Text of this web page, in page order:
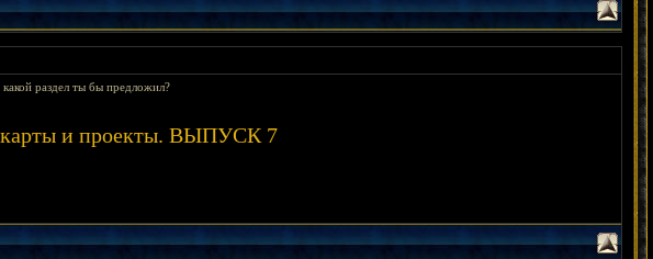
раздел ты бы предложил?
карты и проекты. ВЫПУСК 7